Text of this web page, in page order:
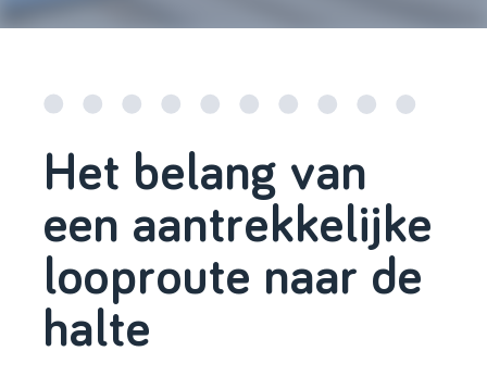
Het belang van
een aantrekkelijke
looproute naar de
halte